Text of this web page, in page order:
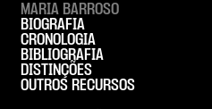
MARIA BARROSO
BIOGRAFIA
CRONOLOGIA
BIBLIOGRAFIA
DISTINÇÕES
OUTROS RECURSOS